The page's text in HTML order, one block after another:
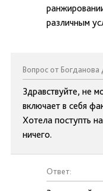
различным
Вопрос от Богданова
Здравствуйте, не
включает в себя
Хотела поступть
ничего.
Ответ: